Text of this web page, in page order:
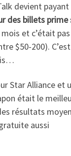
devient payant
des billets prime
et c’était
$50-200). C’est
Star Alliance et
était le
résultats
aussi